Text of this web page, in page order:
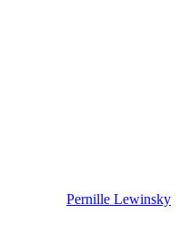
Pernille Lewinsky